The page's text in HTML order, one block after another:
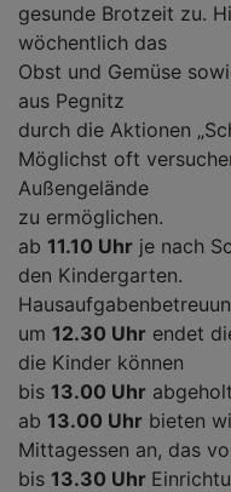
gesunde Brotzeit zu.
wöchentlich das
Obst und Gemüse
aus Pegnitz
durch die Aktionen
Möglichst oft
Außengelände
zu ermöglichen.
ab 11.10 Uhr je nach
den Kindergarten.
um 12.30 Uhr endet
die Kinder können
bis 13.00 Uhr
ab 13.00 Uhr bieten
Mittagessen an, das
bis 13.30 Uhr